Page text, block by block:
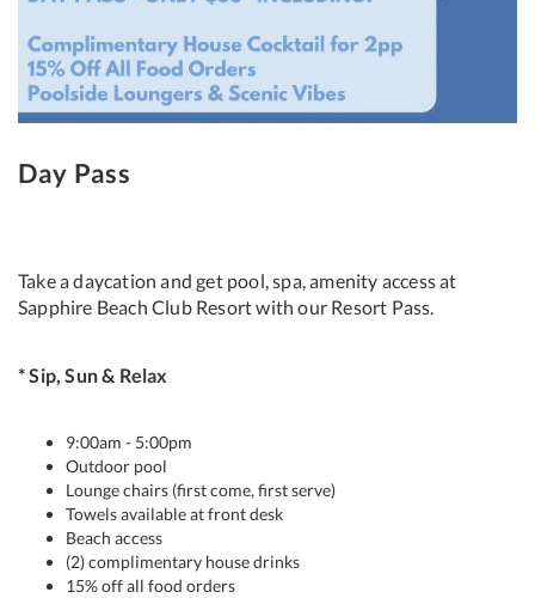
Day Pass
Take a daycation and get pool, spa, amenity access at
Sapphire Beach Club Resort with our Resort Pass.
* Sip, Sun & Relax
​9:00am - 5:00pm
Outdoor pool
Lounge chairs (first come, first serve)
Towels available at front desk
Beach access
(2) complimentary house drinks
15% off all food orders